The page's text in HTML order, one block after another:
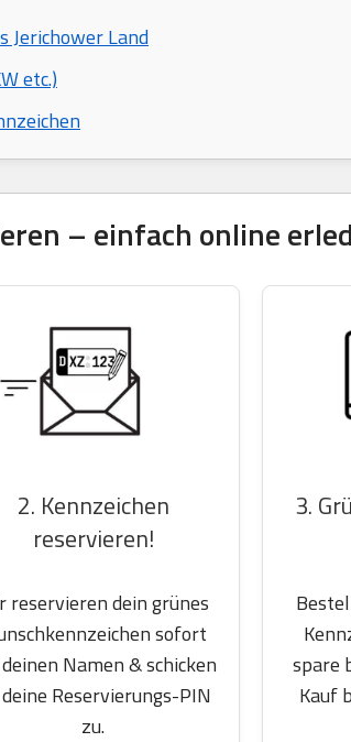
Jerichower Land
etc.)
– einfach online
2. Kennzeichen
reservieren!
reservieren dein grünes
sofort
Namen & schicken
Reservierungs-PIN
zu.
3.
spare
Kauf